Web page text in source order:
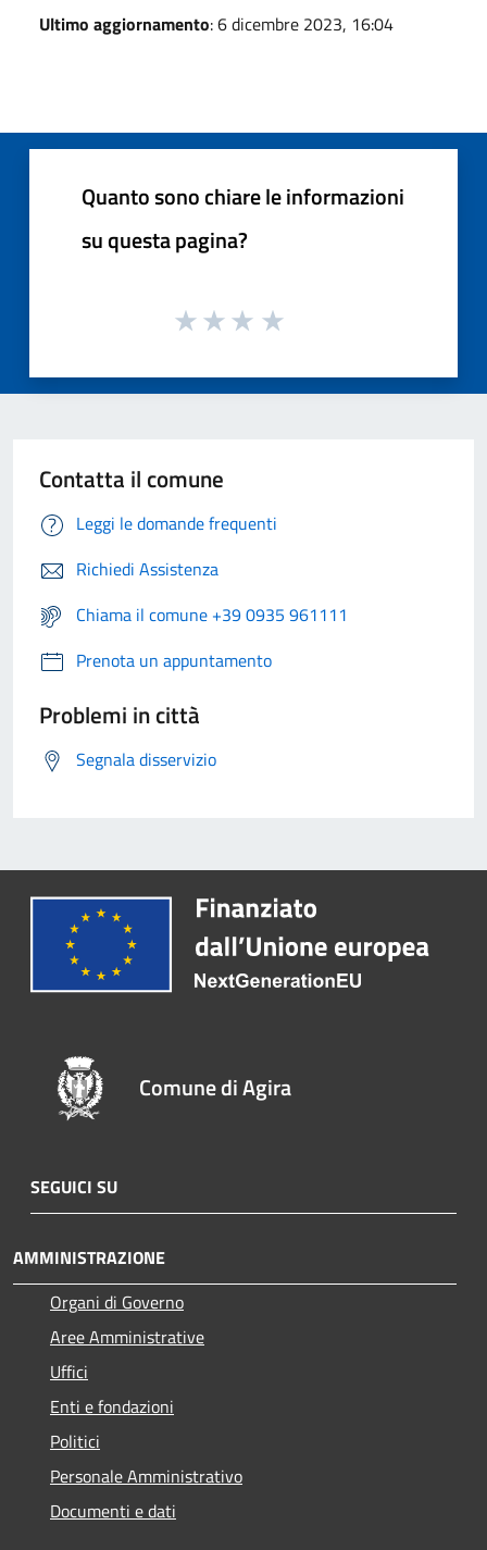
Ultimo aggiornamento: 6 dicembre 2023, 16:04
Quanto sono chiare le informazioni
su questa pagina?
Contatta il comune
Leggi le domande frequenti
Richiedi Assistenza
Chiama il comune +39 0935 961111
Prenota un appuntamento
Problemi in città
Segnala disservizio
Comune di Agira
SEGUICI SU
AMMINISTRAZIONE
Organi di Governo
Aree Amministrative
Uffici
Enti e fondazioni
Politici
Personale Amministrativo
Documenti e dati